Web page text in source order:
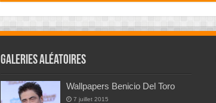
Galeries Aléatoires
Wallpapers Benicio Del Toro
7 juillet 2015